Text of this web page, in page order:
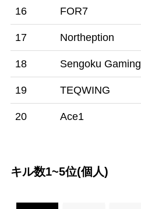
16 FOR7
17 Northeption
18 Sengoku Gaming
19 TEQWING
20 Ace1
キル数1~5位(個人)